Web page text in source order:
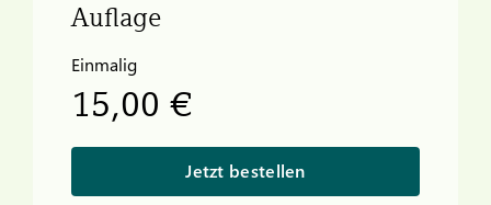
Auflage
Einmalig
15,00 €
Jetzt bestellen